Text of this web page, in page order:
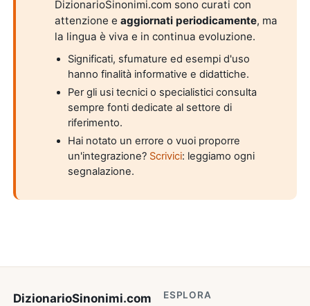
DizionarioSinonimi.com sono curati con
attenzione eaggiornati periodicamente, ma
la lingua è viva e in continua evoluzione.
Significati, sfumature ed esempi d'uso
hanno finalità informative e didattiche.
Per gli usi tecnici o specialistici consulta
sempre fonti dedicate al settore di
riferimento.
Hai notato un errore o vuoi proporre
un'integrazione? Scrivici: leggiamo ogni
segnalazione.
DizionarioSinonimi.com ESPLORA